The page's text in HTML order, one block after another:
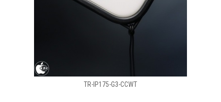
TR-IP175-G3-CCWT